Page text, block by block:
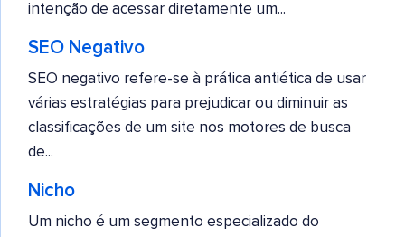
intenção de acessar diretamente um...
SEO Negativo
SEO negativo refere-se à prática antiética de usar
várias estratégias para prejudicar ou diminuir as
classificações de um site nos motores de busca
de...
Nicho
Um nicho é um segmento especializado do